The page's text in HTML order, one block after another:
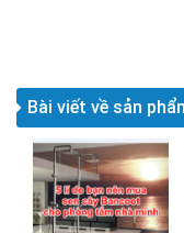
Bài viết về sản